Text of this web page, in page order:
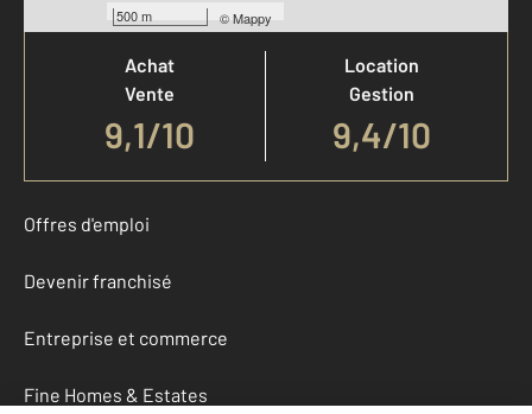
500 m ©Mappy
Votre agence est notée
Achat
Vente
9,1/10
Location
Gestion
9,4/10
Offres d'emploi
Devenir franchisé
Entreprise et commerce
Fine Homes & Estates